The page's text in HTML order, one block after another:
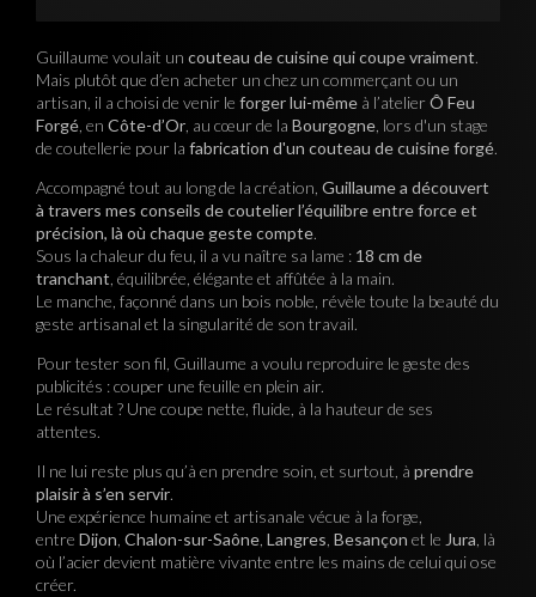
Guillaume voulait un couteau de cuisine qui coupe vraiment.
Mais plutôt que d’en acheter un chez un commerçant ou un
artisan, il a choisi de venir le forger lui-même à l’atelierÔ Feu
Forgé , en Côte-d’Or , au cœur de la Bourgogne , lors d'un stage
de coutellerie pour la fabrication d'un couteau de cuisine forgé.
Accompagné tout au long de la création, Guillaume a découvert
à travers mes conseils de coutelierl’équilibre entre force et
précision, là où chaque geste compte.
Sous la chaleur du feu, il a vu naître sa lame : 18 cm de
tranchant , équilibrée, élégante et affûtée à la main.
Le manche, façonné dans un bois noble, révèle toute la beauté du
geste artisanal et la singularité de son travail.
Pour tester son fil, Guillaume a voulu reproduire le geste des
publicités : couper une feuille en plein air.
Le résultat ? Une coupe nette, fluide, à la hauteur de ses
attentes.
Il ne lui reste plus qu’à en prendre soin, et surtout, à prendre
plaisir à s’en servir.
Une expérience humaine et artisanale vécue à la forge,
entre Dijon Chalon-sur-Saône Langres Besançon et le Jura , là
où l’acier devient matière vivante entre les mains de celui qui ose
créer.